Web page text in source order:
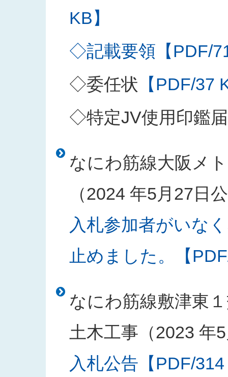
KB】
◇記載要領【PDF/
◇委任状 【PDF/37
◇特定JV使用印鑑届
なにわ筋線大阪メ
（2024 年5月27日
入札参加者がいな
止めました。【
なにわ筋線敷津東
土木工事（2023 年
入札公告【PDF/